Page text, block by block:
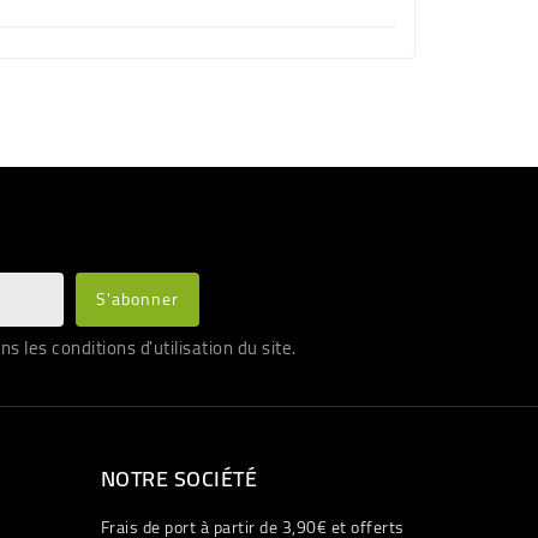
les conditions d'utilisation du site.
NOTRE SOCIÉTÉ
Frais de port à partir de 3,90€ et offerts